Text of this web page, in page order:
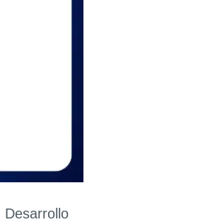
Desarrollo